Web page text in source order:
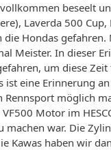
beseelt
Laverda 500
Hondas gefahren.
Meister. In dieser
um diese
eine Erinnerung
möglich
Motor im
war. Die
Kawas haben wir